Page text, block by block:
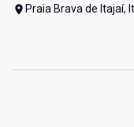
Praia Brava de Itajaí,